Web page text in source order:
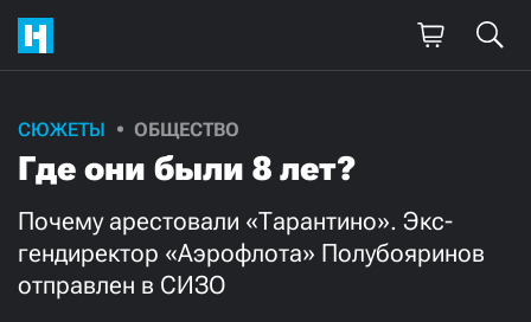
СЮЖЕТЫ ОБЩЕСТВО
Где они были 8 лет?
Почему арестовали «Тарантино». Экс-
гендиректор «Аэрофлота» Полубояринов
отправлен в СИЗО
Поддержите
нашу работу!
Ежемесячно Разово
3000